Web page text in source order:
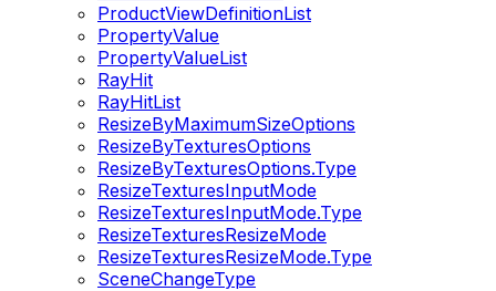
ProductViewDefinitionList
PropertyValue
PropertyValueList
RayHit
RayHitList
ResizeByMaximumSizeOptions
ResizeByTexturesOptions
ResizeByTexturesOptions.Type
ResizeTexturesInputMode
ResizeTexturesInputMode.Type
ResizeTexturesResizeMode
ResizeTexturesResizeMode.Type
SceneChangeType